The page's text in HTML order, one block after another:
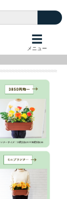
☰
メニュー